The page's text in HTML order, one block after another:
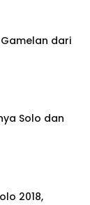
dari
Solo dan
2018,